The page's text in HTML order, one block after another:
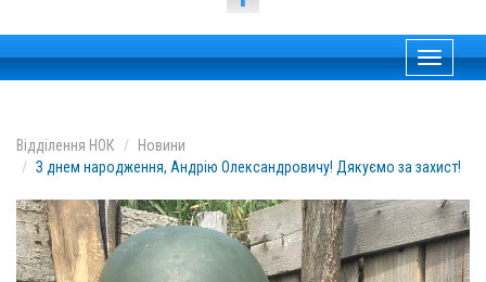
Toggle
Відділення НОК
Новини
З днем народження, Андрію Олександровичу! Дякуємо за захист!